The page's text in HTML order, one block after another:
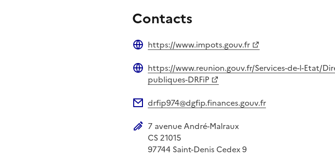
Contacts
https://www.impots.gouv.fr
Site web
https://www.reunion.gouv.fr/Services-de-l-Etat/
publiques-DRFiP
drfip974@dgfip.finances.gouv.fr
Adresse postale
7 avenue André-Malraux
CS 21015
97744 Saint-Denis Cedex 9